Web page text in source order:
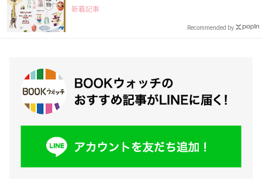
新着記事
Recommended by